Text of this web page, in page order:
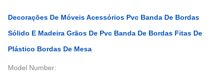
Decorações De Móveis Acessórios Pvc Banda De Bordas
Sólido E Madeira Grãos De Pvc Banda De Bordas Fitas De
Plástico Bordas De Mesa
Model Number: